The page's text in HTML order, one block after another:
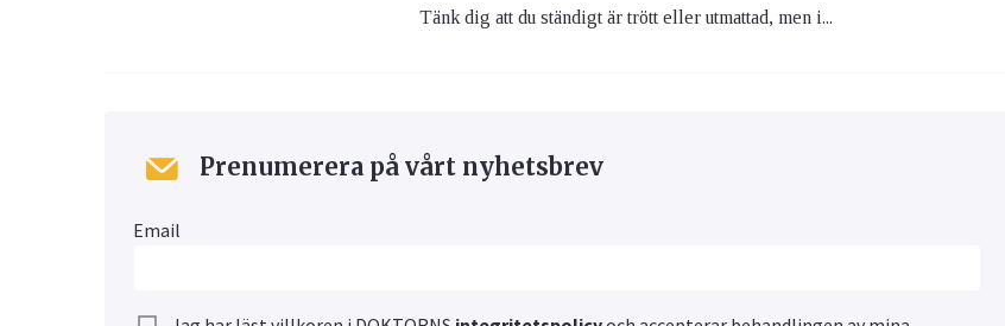
Tänk dig att du ständigt är trött eller utmattad, men i...
Prenumerera på vårt nyhetsbrev
Email